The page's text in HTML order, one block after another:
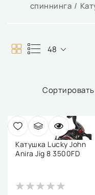
спиннинга
48
Катушка Lucky John
Anira Jig 8 3500FD